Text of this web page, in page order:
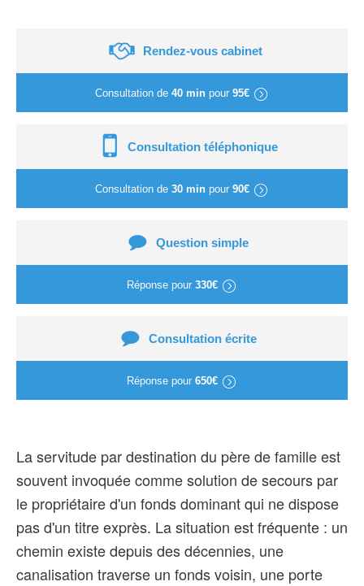
Rendez-vous cabinet
Consultation de 40 min pour 95€
Consultation téléphonique
Consultation de 30 min pour 90€
Question simple
Réponse pour 330€
Consultation écrite
Réponse pour 650€
La servitude par destination du père de famille est
souvent invoquée comme solution de secours par
le propriétaire d'un fonds dominant qui ne dispose
pas d'un titre exprès. La situation est fréquente : un
chemin existe depuis des décennies, une
canalisation traverse un fonds voisin, une porte